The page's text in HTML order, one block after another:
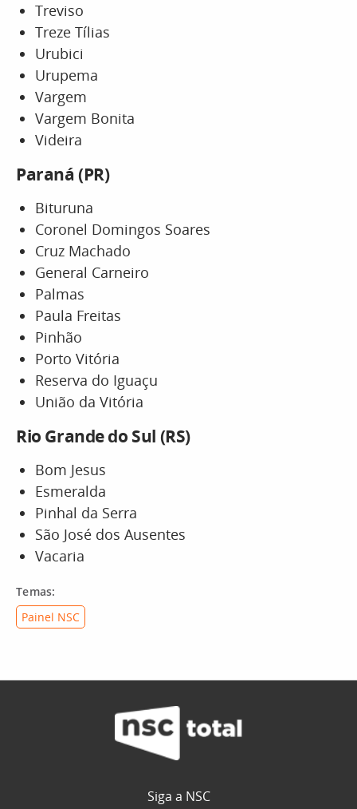
Treviso
Treze Tílias
Urubici
Urupema
Vargem
Vargem Bonita
Videira
Paraná (PR)
Bituruna
Coronel Domingos Soares
Cruz Machado
General Carneiro
Palmas
Paula Freitas
Pinhão
Porto Vitória
Reserva do Iguaçu
União da Vitória
Rio Grande do Sul (RS)
Bom Jesus
Esmeralda
Pinhal da Serra
São José dos Ausentes
Vacaria
Temas:
Painel NSC
Siga a NSC